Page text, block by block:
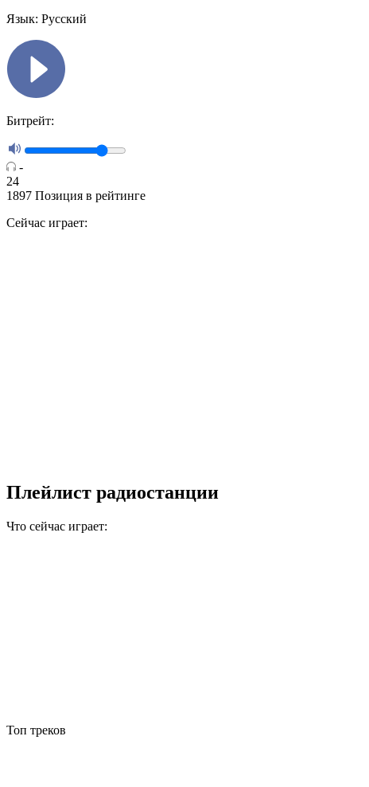
Язык: Русский
Битрейт:
-
24
1897 Позиция в рейтинге
Сейчас играет:
Плейлист радиостанции
Что сейчас играет:
Топ треков